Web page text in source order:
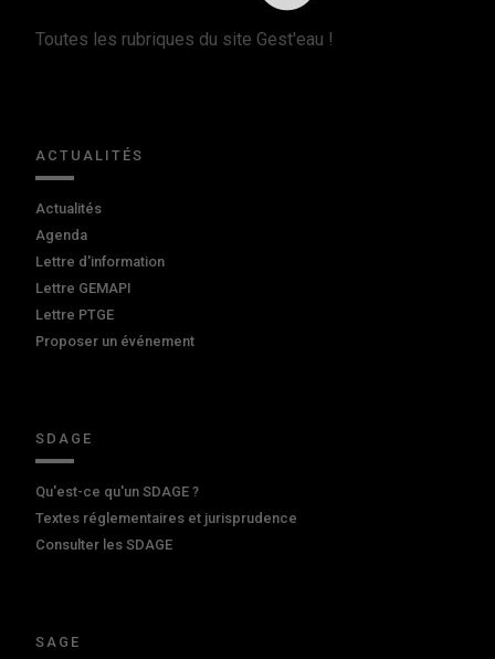
Toutes les rubriques du site Gest'eau !
ACTUALITÉS
Actualités
Agenda
Lettre d'information
Lettre GEMAPI
Lettre PTGE
Proposer un événement
SDAGE
Qu'est-ce qu'un SDAGE ?
Textes réglementaires et jurisprudence
Consulter les SDAGE
SAGE